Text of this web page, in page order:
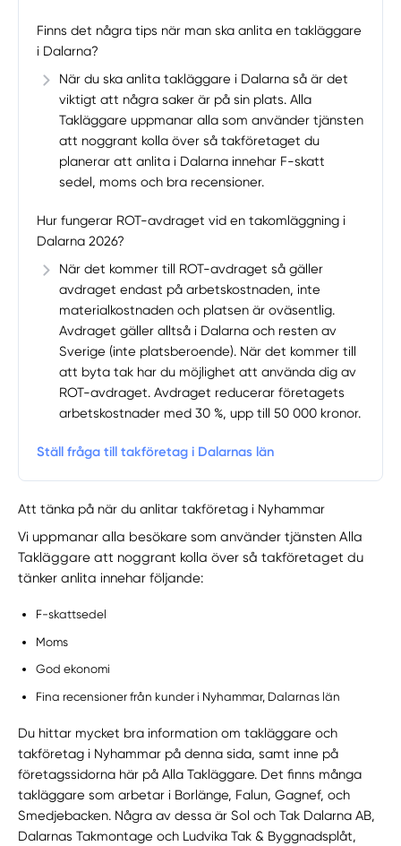
Finns det några tips när man ska anlita en takläggare
i Dalarna?
När du ska anlita takläggare i Dalarna så är det
viktigt att några saker är på sin plats. Alla
Takläggare uppmanar alla som använder tjänsten
att noggrant kolla över så takföretaget du
planerar att anlita i Dalarna innehar F-skatt
sedel, moms och bra recensioner.
Hur fungerar ROT-avdraget vid en takomläggning i
Dalarna 2026?
När det kommer till ROT-avdraget så gäller
avdraget endast på arbetskostnaden, inte
materialkostnaden och platsen är oväsentlig.
Avdraget gäller alltså i Dalarna och resten av
Sverige (inte platsberoende). När det kommer till
att byta tak har du möjlighet att använda dig av
ROT-avdraget. Avdraget reducerar företagets
arbetskostnader med 30 %, upp till 50 000 kronor.
Ställ fråga till takföretag i Dalarnas län
Att tänka på när du anlitar takföretag i Nyhammar
Vi uppmanar alla besökare som använder tjänsten Alla
Takläggare att noggrant kolla över så takföretaget du
tänker anlita innehar följande:
F-skattsedel
Moms
God ekonomi
Fina recensioner från kunder i Nyhammar, Dalarnas län
Du hittar mycket bra information om takläggare och
takföretag i Nyhammar på denna sida, samt inne på
företagssidorna här på Alla Takläggare. Det finns många
takläggare som arbetar i Borlänge, Falun, Gagnef, och
Smedjebacken. Några av dessa är Sol och Tak Dalarna AB,
Dalarnas Takmontage och Ludvika Tak & Byggnadsplåt,